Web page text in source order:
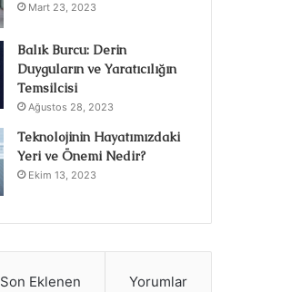
Mart 23, 2023
Balık Burcu: Derin
Duyguların ve Yaratıcılığın
Temsilcisi
Ağustos 28, 2023
Teknolojinin Hayatımızdaki
Yeri ve Önemi Nedir?
Ekim 13, 2023
Son Eklenen Yorumlar